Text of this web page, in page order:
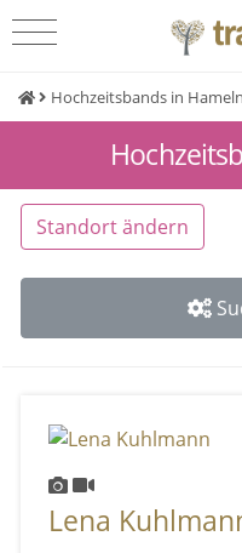
Hochzeitsbands in
Standort ändern
Lena